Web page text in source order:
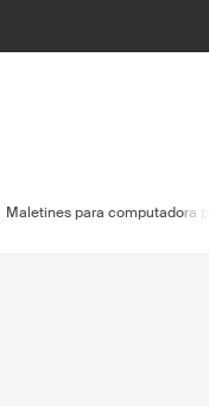
Maletines para computadora